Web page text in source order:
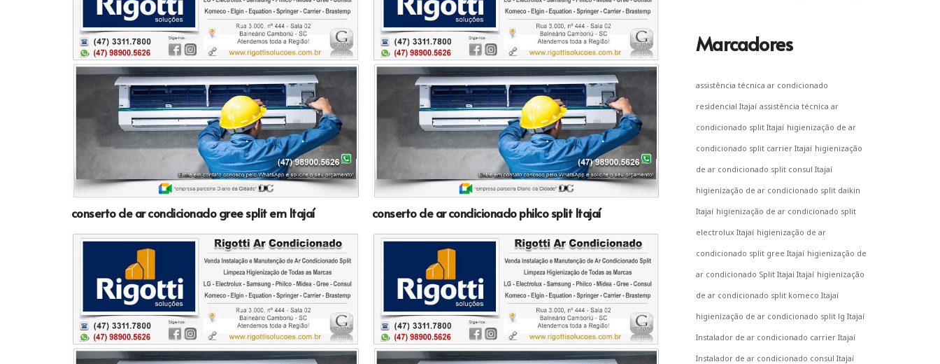
conserto de ar condicionado gree split em Itajaí conserto de ar condicionado philco split Itajaí
Marcadores
assistência técnica ar condicionado
residencial Itajaí assistência técnica ar
condicionado split Itajaí higienização de ar
condicionado split carrier Itajaí higienização
de ar condicionado split consul Itajaí
higienização de ar condicionado split daikin
Itajaí higienização de ar condicionado split
electrolux Itajaí higienização de ar
condicionado split gree Itajaí higienização de
ar condicionado Split Itajai Itajaí higienização
de ar condicionado split komeco Itajaí
higienização de ar condicionado split lg Itajaí
Instalador de ar condicionado carrier Itajaí
Instalador de ar condicionado consul Itajaí